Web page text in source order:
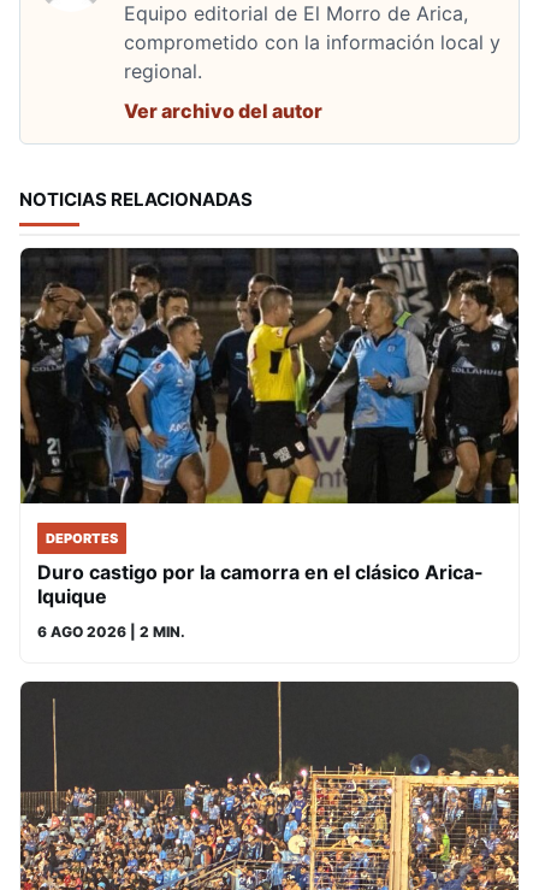
Equipo editorial de El Morro de Arica,
comprometido con la información local y
regional.
Ver archivo del autor
NOTICIAS RELACIONADAS
DEPORTES
Duro castigo por la camorra en el clásico Arica-
Iquique
6 AGO 2026 | 2 MIN.